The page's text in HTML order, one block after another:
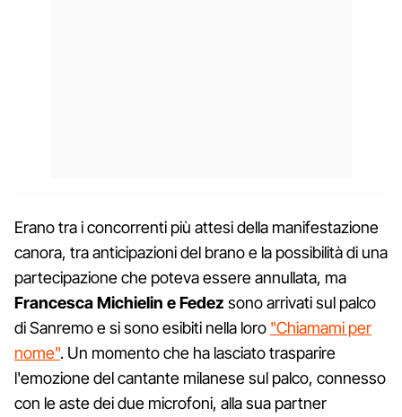
Erano tra i concorrenti più attesi della manifestazione
canora, tra anticipazioni del brano e la possibilità di una
partecipazione che poteva essere annullata, ma
Francesca Michielin e Fedez sono arrivati sul palco
di Sanremo e si sono esibiti nella loro "Chiamami per
nome". Un momento che ha lasciato trasparire
l'emozione del cantante milanese sul palco, connesso
con le aste dei due microfoni, alla sua partner